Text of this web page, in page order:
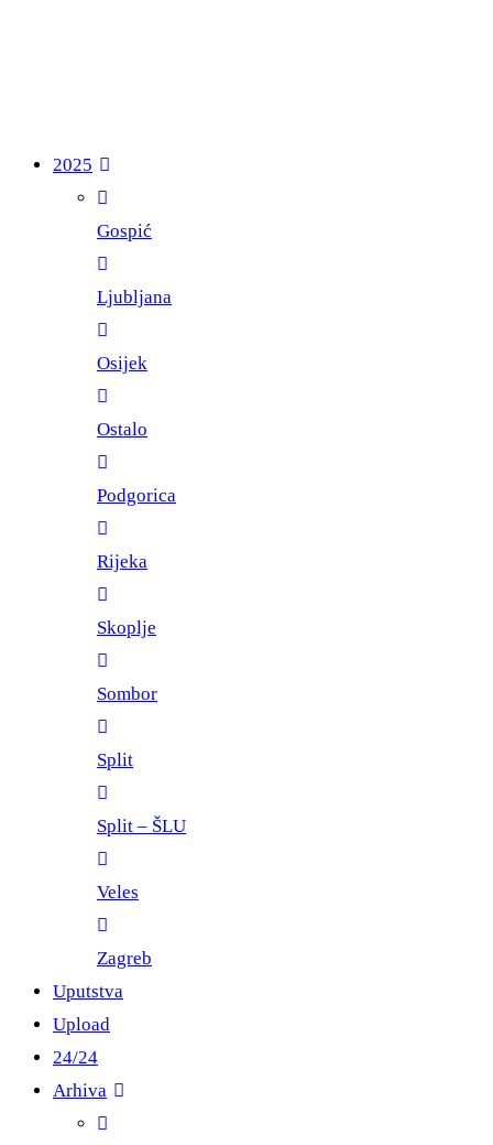
2025
Gospić
Ljubljana
Osijek
Ostalo
Podgorica
Rijeka
Skoplje
Sombor
Split
Split – ŠLU
Veles
Zagreb
Uputstva
Upload
24/24
Arhiva